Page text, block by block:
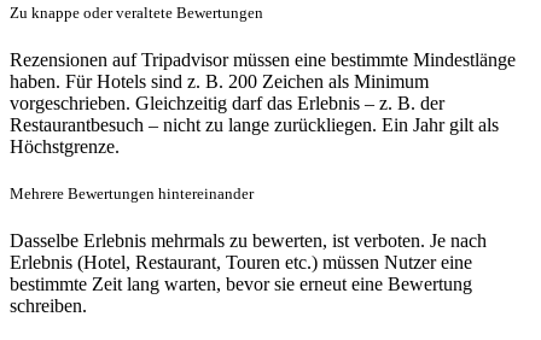
Zu knappe oder veraltete Bewertungen
Rezensionen auf Tripadvisor müssen eine bestimmte Mindestlänge
haben. Für Hotels sind z. B. 200 Zeichen als Minimum
vorgeschrieben. Gleichzeitig darf das Erlebnis – z. B. der
Restaurantbesuch – nicht zu lange zurückliegen. Ein Jahr gilt als
Höchstgrenze.
Mehrere Bewertungen hintereinander
Dasselbe Erlebnis mehrmals zu bewerten, ist verboten. Je nach
Erlebnis (Hotel, Restaurant, Touren etc.) müssen Nutzer eine
bestimmte Zeit lang warten, bevor sie erneut eine Bewertung
schreiben.